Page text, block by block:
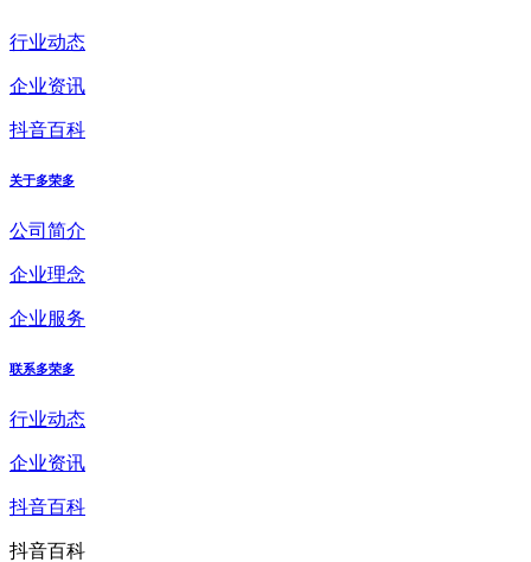
行业动态
企业资讯
抖音百科
关于多荣多
公司简介
企业理念
企业服务
联系多荣多
行业动态
企业资讯
抖音百科
抖音百科